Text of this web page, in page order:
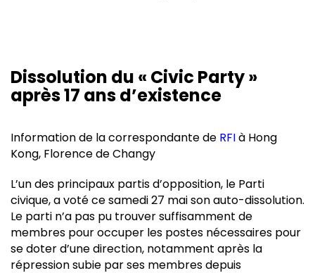
Dissolution du « Civic Party »
après 17 ans d’existence
Information de la correspondante de RFIà Hong
Kong, Florence de Changy
L’un des principaux partis d’opposition, le Parti
civique, a voté ce samedi 27 mai son auto-dissolution.
Le parti n’a pas pu trouver suffisamment de
membres pour occuper les postes nécessaires pour
se doter d’une direction, notamment après la
répression subie par ses membres depuis